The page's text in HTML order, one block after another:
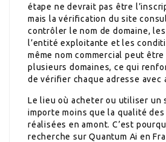
étape ne devrait pas être
mais la vérification du site
contrôler le nom de domaine,
l’entité exploitante et les
même nom commercial peut être
plusieurs domaines, ce qui
de vérifier chaque adresse avec
Le lieu où acheter ou utiliser un
importe moins que la qualité
réalisées en amont. C’est
recherche sur Quantum Ai en